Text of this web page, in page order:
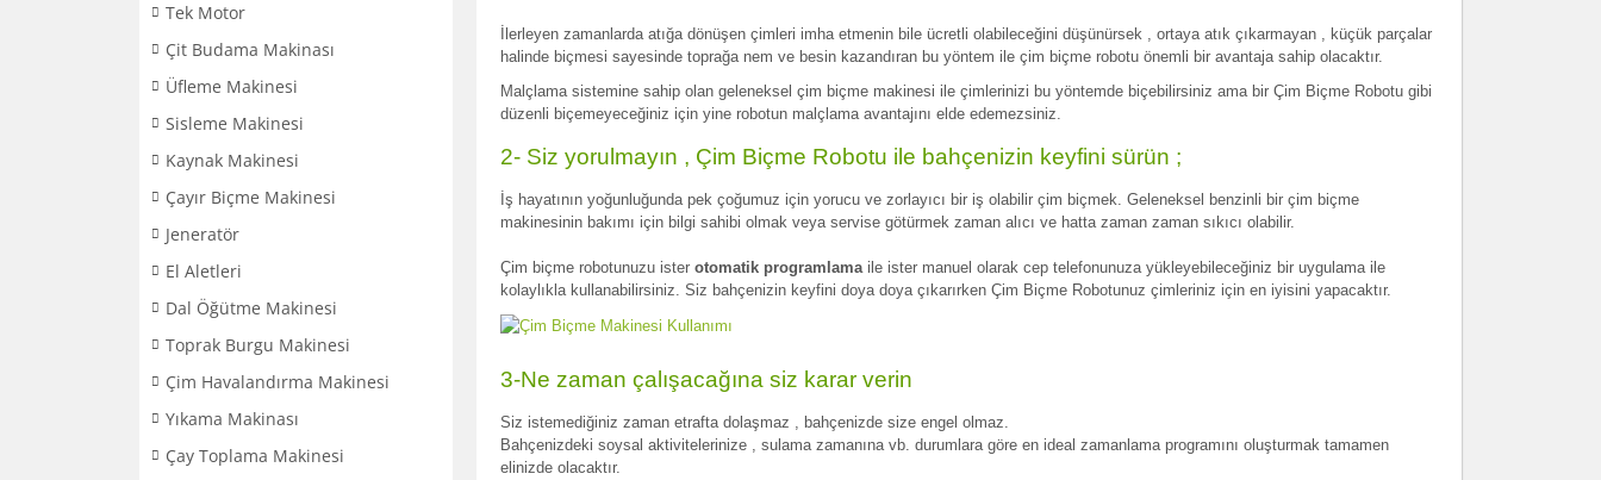
Tek Motor
Çit Budama Makinası
Üfleme Makinesi
Sisleme Makinesi
Kaynak Makinesi
Çayır Biçme Makinesi
Jeneratör
El Aletleri
Dal Öğütme Makinesi
Toprak Burgu Makinesi
Çim Havalandırma Makinesi
Yıkama Makinası
Çay Toplama Makinesi
İlerleyen zamanlarda atığa dönüşen çimleri imha etmenin bile ücretli olabileceğini düşünürsek , ortaya atık çıkarmayan , küçük parçalar
halinde biçmesi sayesinde toprağa nem ve besin kazandıran bu yöntem ile çim biçme robotu önemli bir avantaja sahip olacaktır.
Malçlama sistemine sahip olan geleneksel çim biçme makinesi ile çimlerinizi bu yöntemde biçebilirsiniz ama bir Çim Biçme Robotu gibi
düzenli biçemeyeceğiniz için yine robotun malçlama avantajını elde edemezsiniz.
2- Siz yorulmayın , Çim Biçme Robotu ile bahçenizin keyfini sürün ;
İş hayatının yoğunluğunda pek çoğumuz için yorucu ve zorlayıcı bir iş olabilir çim biçmek. Geleneksel benzinli bir çim biçme
makinesinin bakımı için bilgi sahibi olmak veya servise götürmek zaman alıcı ve hatta zaman zaman sıkıcı olabilir.
Çim biçme robotunuzu ister otomatik programlamaile ister manuel olarak cep telefonunuza yükleyebileceğiniz bir uygulama ile
kolaylıkla kullanabilirsiniz. Siz bahçenizin keyfini doya doya çıkarırken Çim Biçme Robotunuz çimleriniz için en iyisini yapacaktır.
3-Ne zaman çalışacağına siz karar verin
Siz istemediğiniz zaman etrafta dolaşmaz , bahçenizde size engel olmaz.
Bahçenizdeki soysal aktivitelerinize , sulama zamanına vb. durumlara göre en ideal zamanlama programını oluşturmak tamamen
elinizde olacaktır.